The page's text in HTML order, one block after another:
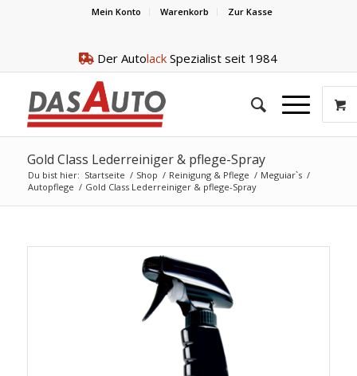
Mein Konto Warenkorb Zur Kasse
Der Autolack Spezialist seit 1984
Gold Class Lederreiniger & pflege-Spray
Du bist hier: Startseite / Shop / Reinigung & Pflege / Meguiar`s /
Autopflege / Gold Class Lederreiniger & pflege-Spray